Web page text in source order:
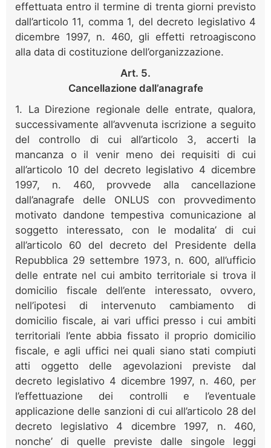
effettuata entro il termine di trenta giorni previsto
dall’articolo 11, comma 1, del decreto legislativo 4
dicembre 1997, n. 460, gli effetti retroagiscono
alla data di costituzione dell’organizzazione.
Art. 5.
Cancellazione dall’anagrafe
1. La Direzione regionale delle entrate, qualora,
successivamente all’avvenuta iscrizione a seguito
del controllo di cui all’articolo 3, accerti la
mancanza o il venir meno dei requisiti di cui
all’articolo 10 del decreto legislativo 4 dicembre
1997, n. 460, provvede alla cancellazione
dall’anagrafe delle ONLUS con provvedimento
motivato dandone tempestiva comunicazione al
soggetto interessato, con le modalita’ di cui
all’articolo 60 del decreto del Presidente della
Repubblica 29 settembre 1973, n. 600, all’ufficio
delle entrate nel cui ambito territoriale si trova il
domicilio fiscale dell’ente interessato, ovvero,
nell’ipotesi di intervenuto cambiamento di
domicilio fiscale, ai vari uffici presso i cui ambiti
territoriali l’ente abbia fissato il proprio domicilio
fiscale, e agli uffici nei quali siano stati compiuti
atti oggetto delle agevolazioni previste dal
decreto legislativo 4 dicembre 1997, n. 460, per
l’effettuazione dei controlli e l’eventuale
applicazione delle sanzioni di cui all’articolo 28 del
decreto legislativo 4 dicembre 1997, n. 460,
nonche’ di quelle previste dalle singole leggi